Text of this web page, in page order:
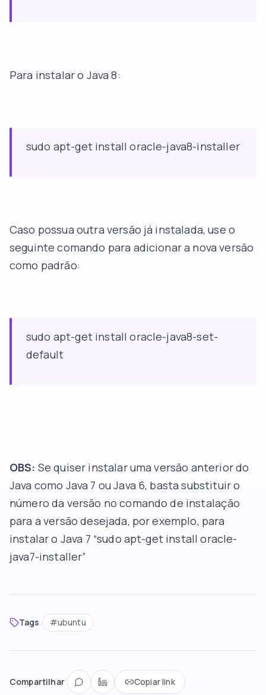
Para instalar o Java 8:
sudo apt-get install oracle-java8-installer
Caso possua outra versão já instalada, use o
seguinte comando para adicionar a nova versão
como padrão:
sudo apt-get install oracle-java8-set-
default
OBS: Se quiser instalar uma versão anterior do
Java como Java 7 ou Java 6, basta substituir o
número da versão no comando de instalação
para a versão desejada, por exemplo, para
instalar o Java 7 “sudo apt-get install oracle-
java7-installer”
Tags #ubuntu
Compartilhar Copiar link